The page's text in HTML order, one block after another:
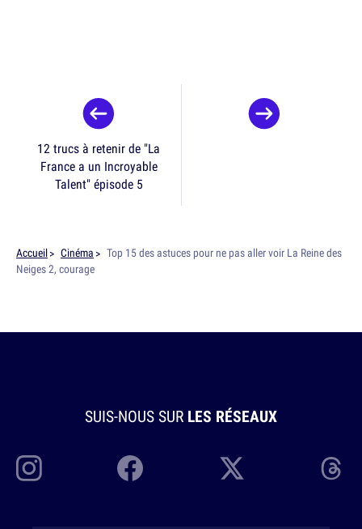
12 trucs à retenir de "La
France a un Incroyable
Talent" épisode 5
Accueil Cinéma
Top 15 des astuces pour ne pas aller voir La Reine des
Neiges 2, courage
SUIS-NOUS SUR LES RÉSEAUX